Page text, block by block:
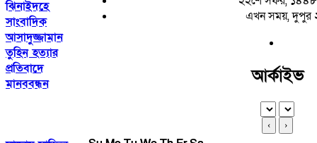
ঝিনাইদহে
সাংবাদিক
আসাদুজ্জামান
তুহিন হত্যার
প্রতিবাদে
মানববন্ধন
এখন সময়, দুপুর
আর্কাইভ
‹ ›